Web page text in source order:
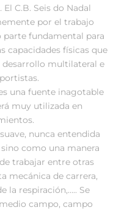
C.B. Seis do Nadal
por el trabajo
fundamental para
capacidades físicas que
multilateral e
una fuente inagotable
muy utilizada en
nunca entendida
como una manera
trabajar entre otras
mecánica de carrera,
la respiración,….. Se
campo, campo